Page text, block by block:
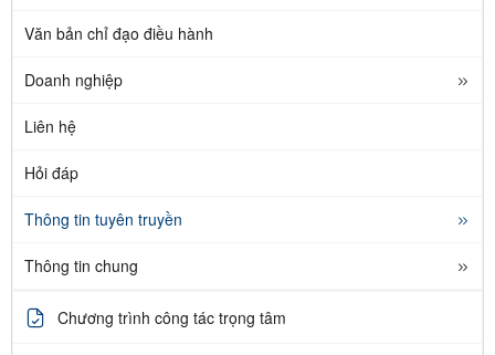
Văn bản chỉ đạo điều hành
Doanh nghiệp
Liên hệ
Hỏi đáp
Thông tin tuyên truyền
Thông tin chung
Chương trình công tác trọng tâm